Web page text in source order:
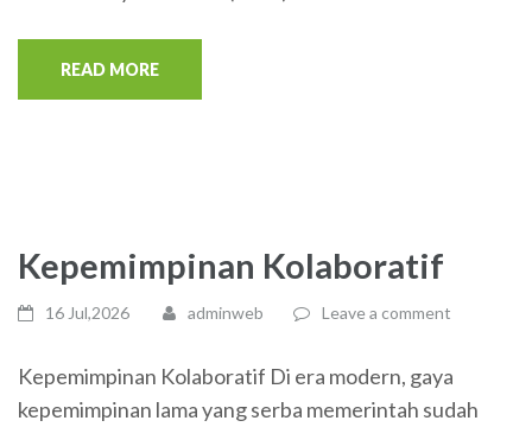
READ MORE
Kepemimpinan Kolaboratif
16 Jul,2026 adminweb Leave a comment
Kepemimpinan Kolaboratif Di era modern, gaya
kepemimpinan lama yang serba memerintah sudah